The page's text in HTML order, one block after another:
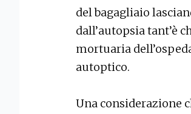
del bagagliaio
dall’autopsia tant’è
mortuaria
autoptico.
Una considerazione